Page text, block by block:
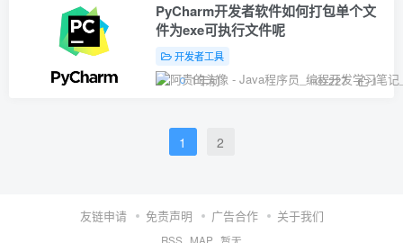
PyCharm开发者软件如何打包单个文
件为exe可执行文件呢
开发者工具
1年前 227 1
1 2
友链申请 免责声明 广告合作 关于我们